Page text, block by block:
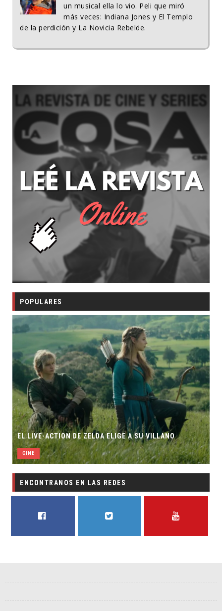
un musical ella lo vio. Peli que miró
más veces: Indiana Jones y El Templo
de la perdición y La Novicia Rebelde.
POPULARES
EL LIVE-ACTION DE ZELDA ELIGE A SU VILLANO
CINE
ENCONTRANOS EN LAS REDES